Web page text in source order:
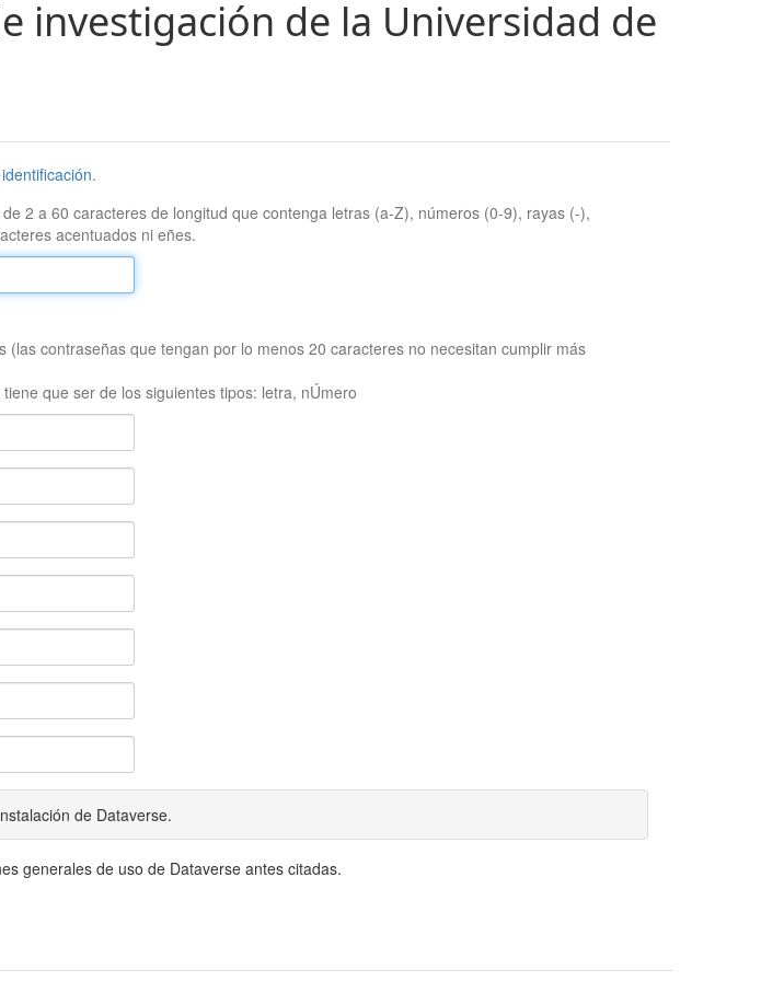
investigación de la Universidad de
.
2 a 60 caracteres de longitud que contenga letras (a-Z), números (0-9), rayas (-),
acentuados ni eñes.
(las contraseñas que tengan por lo menos 20 caracteres no necesitan cumplir más
que ser de los siguientes tipos: letra, nÚmero
de Dataverse.
generales de uso de Dataverse antes citadas.